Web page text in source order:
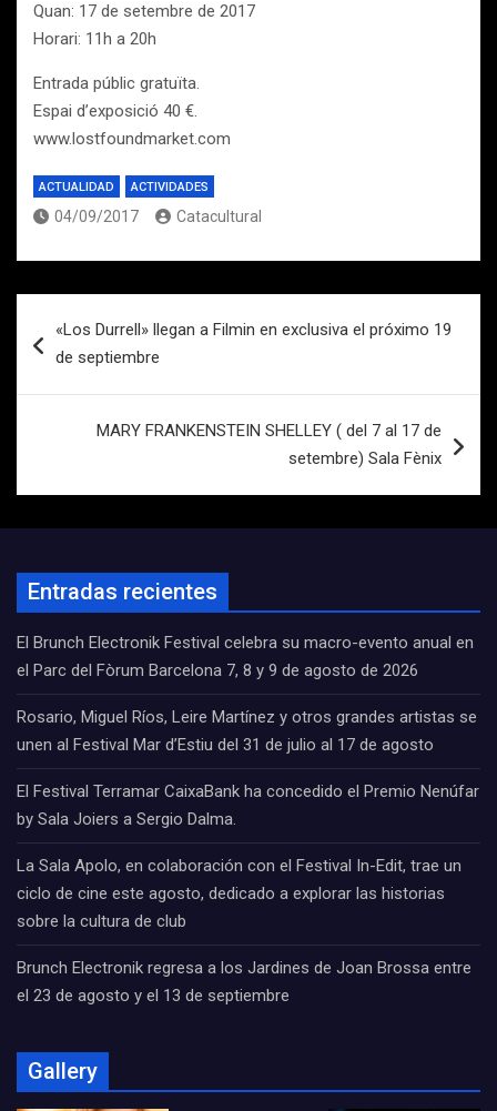
Quan: 17 de setembre de 2017
Horari: 11h a 20h
Entrada públic gratuïta.
Espai d’exposició 40 €.
www.lostfoundmarket.com
ACTUALIDAD ACTIVIDADES
04/09/2017 Catacultural
de
«Los Durrell» llegan a Filmin en exclusiva el próximo 19
de septiembre
MARY FRANKENSTEIN SHELLEY ( del 7 al 17 de
setembre) Sala Fènix
Entradas recientes
El Brunch Electronik Festival celebra su macro-evento anual en
el Parc del Fòrum Barcelona 7, 8 y 9 de agosto de 2026
Rosario, Miguel Ríos, Leire Martínez y otros grandes artistas se
unen al Festival Mar d’Estiu del 31 de julio al 17 de agosto
El Festival Terramar CaixaBank ha concedido el Premio Nenúfar
by Sala Joiers a Sergio Dalma.
La Sala Apolo, en colaboración con el Festival In-Edit, trae un
ciclo de cine este agosto, dedicado a explorar las historias
sobre la cultura de club
Brunch Electronik regresa a los Jardines de Joan Brossa entre
el 23 de agosto y el 13 de septiembre
Gallery